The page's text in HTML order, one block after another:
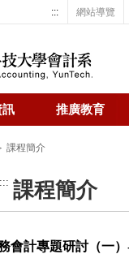
網站導覽
:::
訊 推廣教育
課程簡介
::: 課程簡介
會計專題研討（一